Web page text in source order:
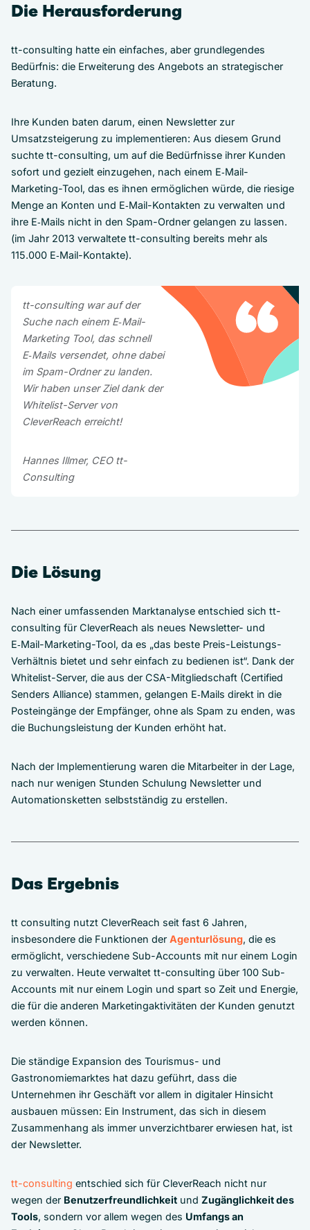
Die Herausforderung
tt-consulting hatte ein einfaches, aber grundlegendes
Bedürfnis: die Erweiterung des Angebots an strategischer
Beratung.
Ihre Kunden baten darum, einen Newsletter zur
Umsatzsteigerung zu implementieren: Aus diesem Grund
suchte tt-consulting, um auf die Bedürfnisse ihrer Kunden
sofort und gezielt einzugehen, nach einem E‑Mail-
Marketing-Tool, das es ihnen ermöglichen würde, die riesige
Menge an Konten und E‑Mail-Kontakten zu verwalten und
ihre E‑Mails nicht in den Spam-Ordner gelangen zu lassen.
(im Jahr 2013 verwaltete tt-consulting bereits mehr als
115.000 E‑Mail-Kontakte).
tt-consulting war auf der
Suche nach einem E‑Mail-
Marketing Tool, das schnell
E‑Mails versendet, ohne dabei
im Spam-Ordner zu landen.
Wir haben unser Ziel dank der
Whitelist-Server von
CleverReach erreicht!
Hannes Illmer, CEO tt-
Consulting
Die Lösung
Nach einer umfassenden Marktanalyse entschied sich tt-
consulting für CleverReach als neues Newsletter- und
E‑Mail-Marketing-Tool, da es „das beste Preis-Leistungs-
Verhältnis bietet und sehr einfach zu bedienen ist“. Dank der
Whitelist-Server, die aus der CSA-Mitgliedschaft (Certified
Senders Alliance) stammen, gelangen E‑Mails direkt in die
Posteingänge der Empfänger, ohne als Spam zu enden, was
die Buchungsleistung der Kunden erhöht hat.
Nach der Implementierung waren die Mitarbeiter in der Lage,
nach nur wenigen Stunden Schulung Newsletter und
Automationsketten selbstständig zu erstellen.
Das Ergebnis
tt consulting nutzt CleverReach seit fast 6 Jahren,
insbesondere die Funktionen der Agenturlösung, die es
ermöglicht, verschiedene Sub-Accounts mit nur einem Login
zu verwalten. Heute verwaltet tt-consulting über 100 Sub-
Accounts mit nur einem Login und spart so Zeit und Energie,
die für die anderen Marketingaktivitäten der Kunden genutzt
werden können.
Die ständige Expansion des Tourismus- und
Gastronomiemarktes hat dazu geführt, dass die
Unternehmen ihr Geschäft vor allem in digitaler Hinsicht
ausbauen müssen: Ein Instrument, das sich in diesem
Zusammenhang als immer unverzichtbarer erwiesen hat, ist
der Newsletter.
tt-consulting entschied sich für CleverReach nicht nur
wegen der Benutzerfreundlichkeit und Zugänglichkeit des
Tools, sondern vor allem wegen des Umfangs an